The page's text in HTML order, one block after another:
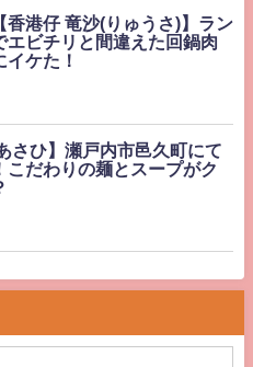
香港仔 竜沙(りゅうさ)】ラン
エビチリと間違えた回鍋肉
ケた！
さひ】瀬戸内市邑久町にて
こだわりの麺とスープがク